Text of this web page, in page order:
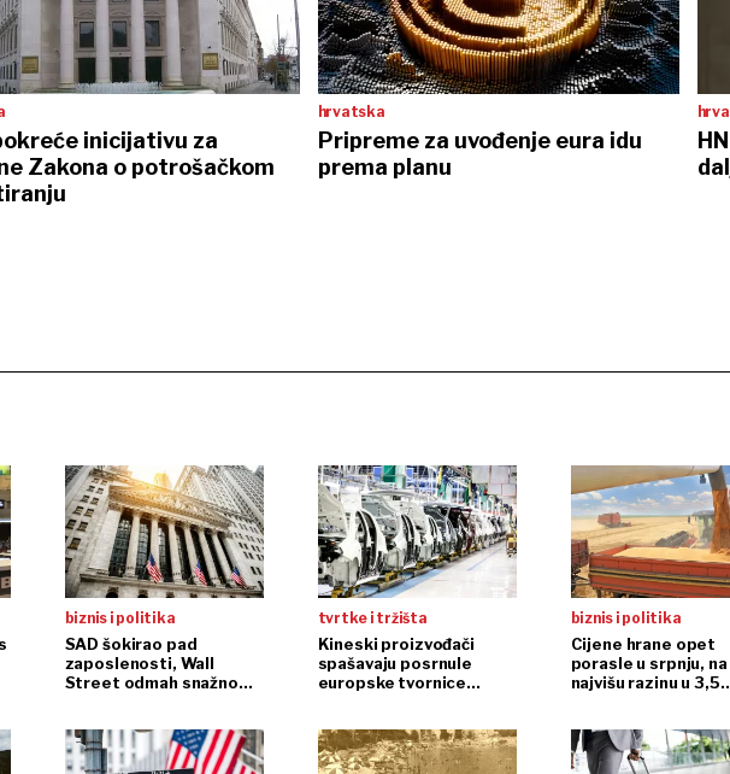
inicijativu za
Zakona o potrošačkom
hrvatska
Pripreme za uvođenje eura idu
prema planu
biznis i politika
SAD šokirao pad
zaposlenosti, Wall
Street odmah snažno
tvrtke i tržišta
Kineski proizvođači
spašavaju posrnule
europske tvornice
biznis i politika
Cijene hrane opet
porasle u srpnju, na
najvišu razinu u 3,5